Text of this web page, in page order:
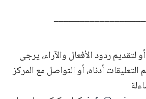
لتقديم ردود الأفعال والآراء، يرجى
أدناه، أو التواصل مع المركز